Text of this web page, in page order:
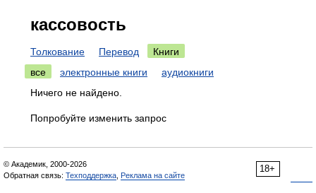
кассовость
Толкование Перевод
Книги
все
электронные книги
аудиокниги
Ничего не найдено.
Попробуйте изменить запрос
18+
© Академик, 2000-2026
Обратная связь: Техподдержка Реклама на сайте